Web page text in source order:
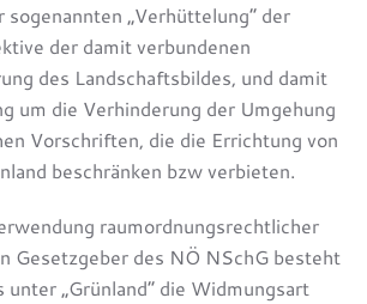
„Verhüttelung“ der
der damit verbundenen
des Landschaftsbildes, und damit
um die Verhinderung der Umgehung
Vorschriften, die die Errichtung von
beschränken bzw verbieten.
raumordnungsrechtlicher
Gesetzgeber des NÖ NSchG besteht
„Grünland“ die Widmungsart